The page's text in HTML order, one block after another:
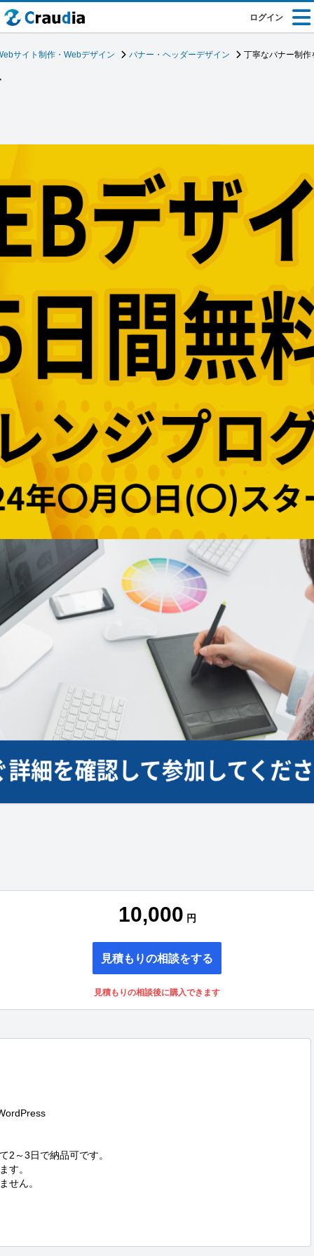
ログイン
サイト制作・Webデザイン バナー・ヘッダーデザイン 丁寧なバナー制作
10,000 円
見積もりの相談をする
見積もりの相談後に購入できます
2～3日で納品可です。
す。
せん。